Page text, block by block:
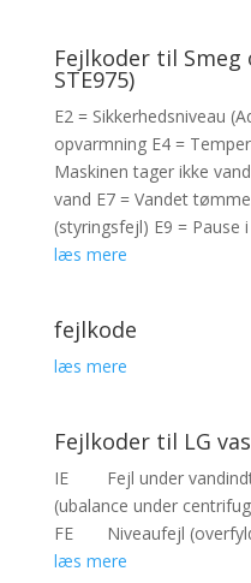
Fejlkoder til
STE975)
E2 = Sikkerhedsniveau
opvarmning E4 =
Maskinen tager ikke
vand E7 = Vandet
(styringsfejl) E9 = Pause
læs mere
fejlkode
læs mere
Fejlkoder til LG
IE Fejl under
(ubalance under
FE Niveaufejl
læs mere